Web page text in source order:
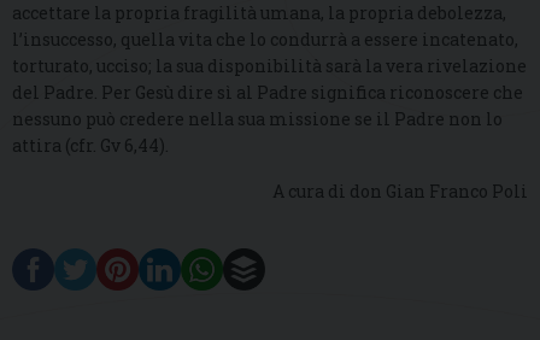
accettare la propria fragilità umana, la propria debolezza,
l’insuccesso, quella vita che lo condurrà a essere incatenato,
torturato, ucciso; la sua disponibilità sarà la vera rivelazione
del Padre. Per Gesù dire sì al Padre significa riconoscere che
nessuno può credere nella sua missione se il Padre non lo
attira (cfr. Gv 6,44).
A cura di don Gian Franco Poli